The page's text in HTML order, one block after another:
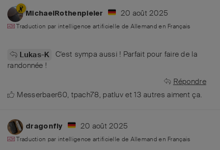
MichaelRothenpieler 20 août 2025
Traduction par intelligence artificielle de Allemand en Français
Lukas-K
C'est sympa aussi ! Parfait pour faire de la
randonnée !
Répondre
Messerbaer60, tpach78, patluv et13 autres aiment ça.
dragonfly 20 août 2025
Traduction par intelligence artificielle de Allemand en Français